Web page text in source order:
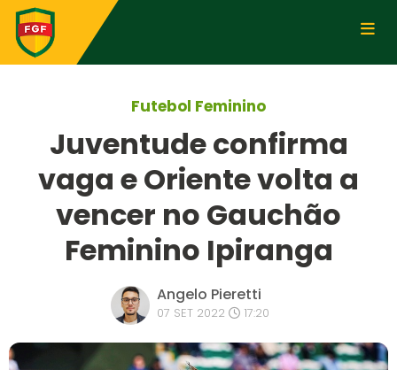
Futebol Feminino
Juventude confirma
vaga e Oriente volta a
vencer no Gauchão
Feminino Ipiranga
Angelo Pieretti
07 SET 2022 17:20